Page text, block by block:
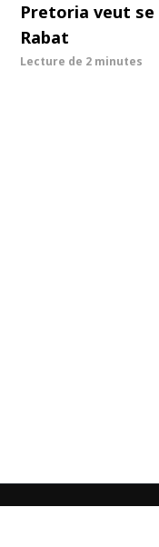
Pretoria veut se
Rabat
Lecture de 2 minutes